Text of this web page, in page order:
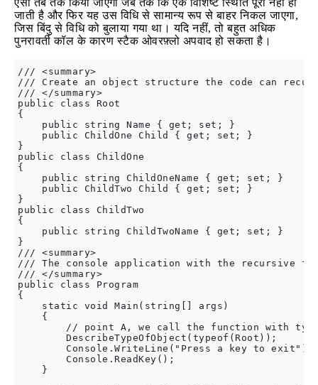
ऐसा तब तक किया जाएगा जब तक कि एक विशिष्ट स्थिति पूरी नहीं हो
जाती है और फिर यह उस विधि से सामान्य रूप से बाहर निकल जाएगा,
जिस बिंदु से विधि को बुलाया गया था। यदि नहीं, तो बहुत अधिक
पुनरावर्ती कॉल के कारण स्टैक ओवरफ़्लो अपवाद हो सकता है।
/// <summary>
/// Create an object structure the code can
/// </summary>
public class Root
{
    public string Name { get; set; }
    public ChildOne Child { get; set; }
}
public class ChildOne
{
    public string ChildOneName { get; set; }
    public ChildTwo Child { get; set; }
}
public class ChildTwo
{
    public string ChildTwoName { get; set; }
}
/// <summary>
/// The console application with the recursive
/// </summary>
public class Program
{
    static void Main(string[] args)
    {
// point A, we call the function with
        DescribeTypeOfObject(typeof(Root));
        Console.WriteLine("Press a key to exit");
        Console.ReadKey();
    }